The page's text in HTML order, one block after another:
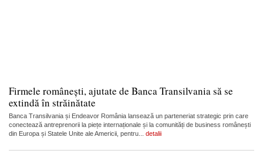
Firmele românești, ajutate de Banca Transilvania să se
extindă în străinătate
Banca Transilvania și Endeavor România lansează un parteneriat strategic prin care
conectează antreprenorii la piețe internaționale și la comunități de business românești
din Europa și Statele Unite ale Americii, pentru... detalii